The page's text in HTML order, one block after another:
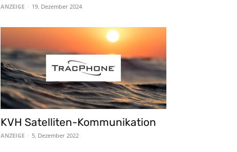
ANZEIGE - 19. Dezember 2024
KVH Satelliten-Kommunikation
ANZEIGE - 5. Dezember 2022